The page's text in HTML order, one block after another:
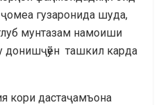
гузаронида шуда,
мунтазам намоиши
донишҷӯён ташкил карда
кори дастаҷамъона